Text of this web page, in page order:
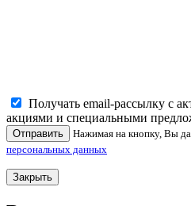
Получать email-рассылку с
акциями и специальными
Отправить Нажимая на кнопку, Вы
персональных данных
Закрыть